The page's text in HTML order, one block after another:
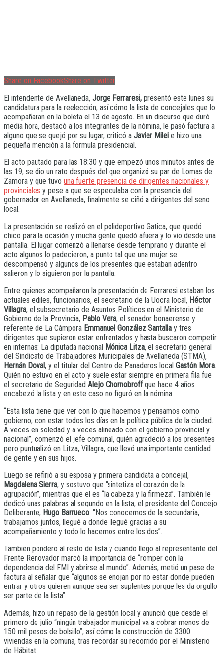
Share on FacebookShare on Twitter
El intendente de Avellaneda, Jorge Ferraresi, presentó este lunes su
candidatura para la reelección, así cómo la lista de concejales que lo
acompañaran en la boleta el 13 de agosto. En un discurso que duró
media hora, destacó a los integrantes de la nómina, le pasó factura a
alguno que se quejó por su lugar, criticó a Javier Milei e hizo una
pequeña mención a la formula presidencial.
El acto pautado para las 18:30 y que empezó unos minutos antes de
las 19, se dio un rato después del que organizó su par de Lomas de
Zamora y que tuvo una fuerte presencia de dirigentes nacionales y
provinciales y pese a que se especulaba con la presencia del
gobernador en Avellaneda, finalmente se ciñó a dirigentes del seno
local.
La presentación se realizó en el polideportivo Gatica, que quedó
chico para la ocasión y mucha gente quedó afuera y lo vio desde una
pantalla. El lugar comenzó a llenarse desde temprano y durante el
acto algunos lo padecieron, a punto tal que una mujer se
descompensó y algunos de los presentes que estaban adentro
salieron y lo siguieron por la pantalla.
Entre quienes acompañaron la presentación de Ferraresi estaban los
actuales ediles, funcionarios, el secretario de la Uocra local, Héctor
Villagra, el subsecretario de Asuntos Políticos en el Ministerio de
Gobierno de la Provincia, Pablo Vera, el senador bonaerense y
referente de La Cámpora Emmanuel González Santalla y tres
dirigentes que supieron estar enfrentados y hasta buscaron competir
en internas: La diputada nacional Mónica Litza, el secretario general
del Sindicato de Trabajadores Municipales de Avellaneda (STMA),
Hernán Doval, y el titular del Centro de Panaderos local Gastón Mora.
Quién no estuvo en el acto y suele estar siempre en primera fila fue
el secretario de Seguridad Alejo Chornobroffque hace 4 años
encabezó la lista y en este caso no figuró en la nómina.
“Esta lista tiene que ver con lo que hacemos y pensamos como
gobierno, con estar todos los días en la política pública de la ciudad.
A veces en soledad y a veces alineado con el gobierno provincial y
nacional”, comenzó el jefe comunal, quién agradeció a los presentes
pero puntualizó en Litza, Villagra, que llevó una importante cantidad
de gente y en sus hijos.
Luego se refirió a su esposa y primera candidata a concejal,
Magdalena Sierra, y sostuvo que “sintetiza el corazón de la
agrupación”, mientras que el es “la cabeza y la firmeza”. También le
dedicó unas palabras al segundo en la lista, el presidente del Concejo
Deliberante, Hugo Barrueco: “Nos conocemos de la secundaria,
trabajamos juntos, llegué a donde llegué gracias a su
acompañamiento y todo lo hacemos entre los dos”.
También ponderó al resto de lista y cuando llegó al representante del
Frente Renovador marcó la importancia de “romper con la
dependencia del FMI y abrirse al mundo”. Además, metió un pase de
factura al señalar que “algunos se enojan por no estar donde pueden
entrar y otros quieren aunque sea ser suplentes porque les da orgullo
ser parte de la lista”.
Además, hizo un repaso de la gestión local y anunció que desde el
primero de julio “ningún trabajador municipal va a cobrar menos de
150 mil pesos de bolsillo”, así cómo la construcción de 3300
viviendas en la comuna, tras recordar su recorrido por el Ministerio
de Hábitat.